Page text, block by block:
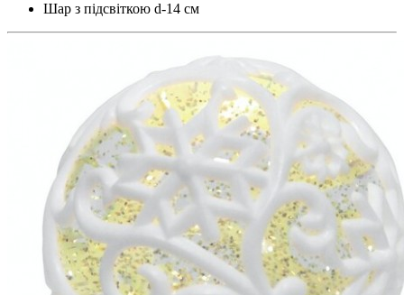
Шар з підсвіткою d-14 см